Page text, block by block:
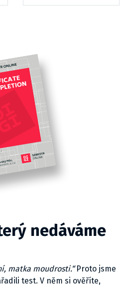
nedáváme
matka moudrosti.“Proto jsme
test. V něm si ověříte,